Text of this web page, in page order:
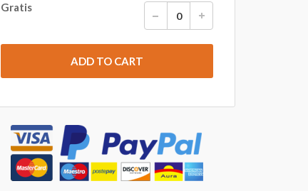
Gratis
ADD TO CART